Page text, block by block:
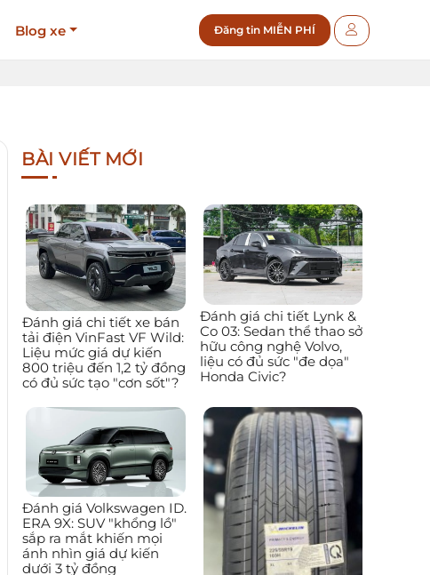
Blog xe Đăng tin MIỄN PHÍ
BÀI VIẾT MỚI
Đánh giá chi tiết xe bán
tải điện VinFast VF Wild:
Liệu mức giá dự kiến
800 triệu đến 1,2 tỷ đồng
có đủ sức tạo "cơn sốt"?
Đánh giá chi tiết Lynk &
Co 03: Sedan thể thao sở
hữu công nghệ Volvo,
liệu có đủ sức "đe dọa"
Honda Civic?
Đánh giá Volkswagen ID.
ERA 9X: SUV "khổng lồ"
sắp ra mắt khiến mọi
ánh nhìn giá dự kiến
dưới 3 tỷ đồng